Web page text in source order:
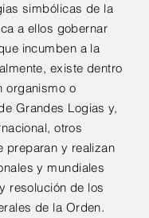
simbólicas de la
a ellos gobernar
incumben a la
existe dentro
organismo o
Grandes Logias y,
otros
preparan y realizan
y mundiales
resolución de los
de la Orden.